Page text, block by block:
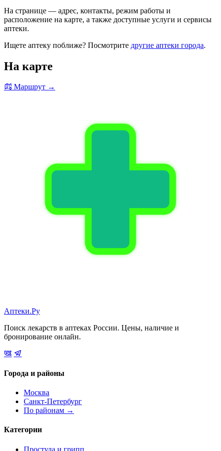
На странице — адрес, контакты, режим работы и
расположение на карте, а также доступные услуги и сервисы
аптеки.
Ищете аптеку поближе? Посмотрите другие аптеки города.
На карте
Маршрут →
Аптеки.Ру
Поиск лекарств в аптеках России. Цены, наличие и
бронирование онлайн.
Города и районы
Москва
Санкт-Петербург
По районам →
Категории
Простуда и грипп